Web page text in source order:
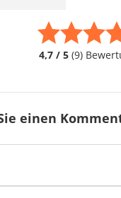
4,7 / 5 (9)
einen